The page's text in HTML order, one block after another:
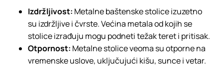
Izdržljivost: Metalne baštenske stolice izuzetno
su izdržljive i čvrste. Većina metala od kojih se
stolice izrađuju mogu podneti težak teret i pritisak.
Otpornost: Metalne stolice veoma su otporne na
vremenske uslove, uključujući kišu, sunce i vetar.